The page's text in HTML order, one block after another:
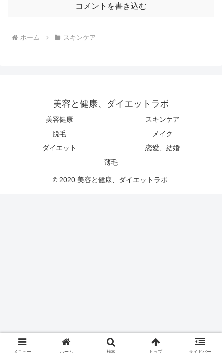
コメントを書き込む
ホーム スキンケア
美容と健康、ダイエットラボ
美容健康
スキンケア
脱毛
メイク
ダイエット
恋愛、結婚
薄毛
© 2020 美容と健康、ダイエットラボ.
メニュー ホーム 検索 トップ サイドバー